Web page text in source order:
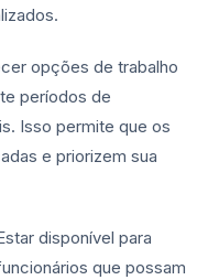
opções de trabalho
períodos de
Isso permite que os
e priorizem sua
disponível para
que possam